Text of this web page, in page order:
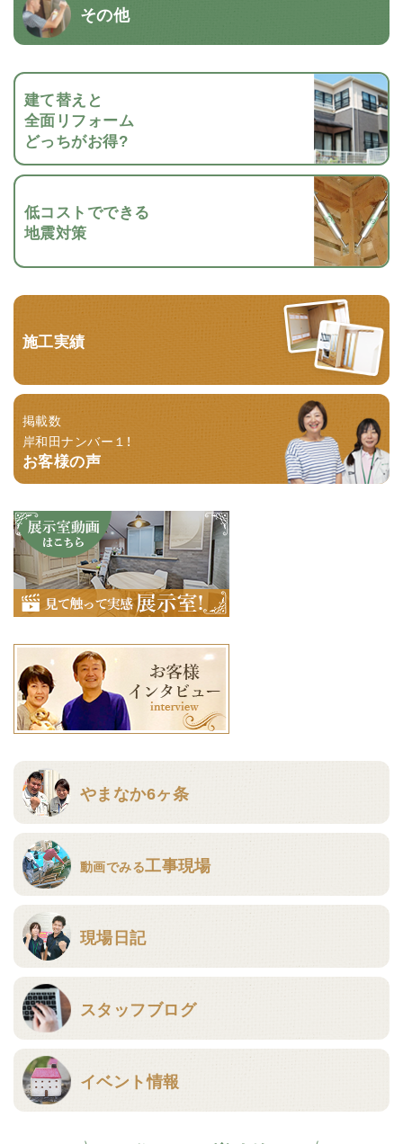
その他
建て替えと
全面リフォーム
どっちがお得?
低コストでできる
地震対策
施工実績
掲載数
岸和田ナンバー１！
お客様の声
やまなか6ヶ条
動画でみる工事現場
現場日記
スタッフブログ
イベント情報